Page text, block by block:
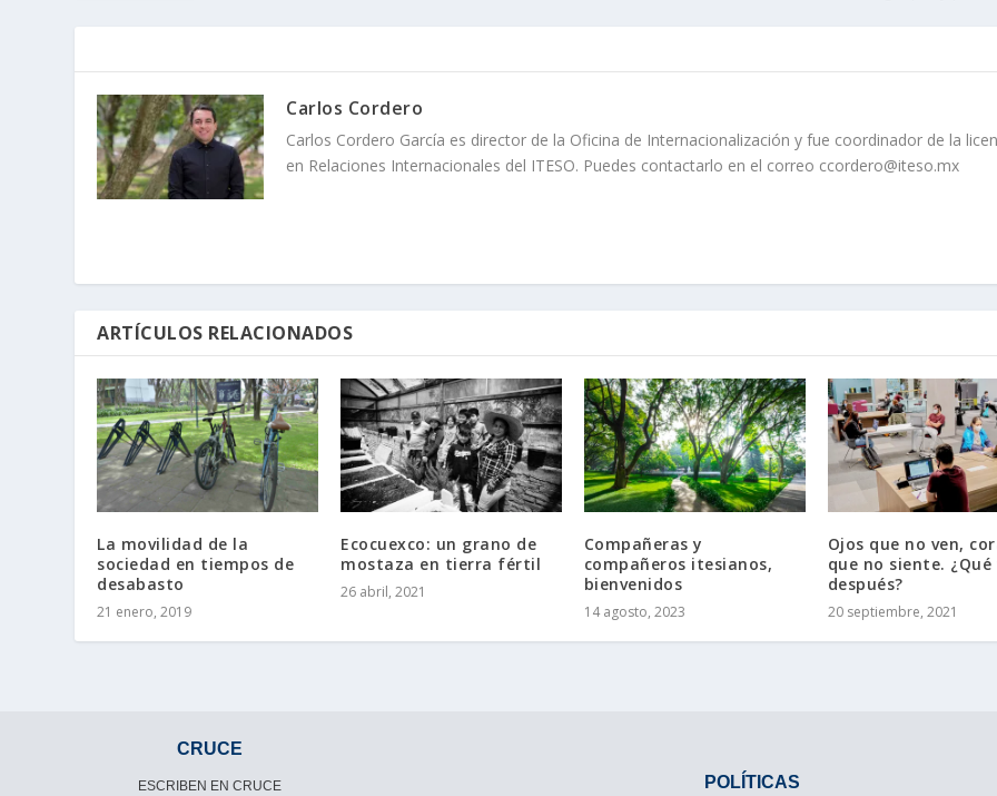
Carlos Cordero
Carlos Cordero García es director de la Oficina de Internacionalización y fue coordinador de la
en Relaciones Internacionales del ITESO. Puedes contactarlo en el correo ccordero@iteso.mx
ARTÍCULOS RELACIONADOS
La movilidad de la
sociedad en tiempos de
desabasto
21 enero, 2019
Ecocuexco: un grano de
mostaza en tierra fértil
26 abril, 2021
Compañeras y
compañeros itesianos,
bienvenidos
14 agosto, 2023
Ojos que no ven,
que no siente. ¿Qué
después?
20 septiembre, 2021
CRUCE
ESCRIBEN EN CRUCE POLÍTICAS